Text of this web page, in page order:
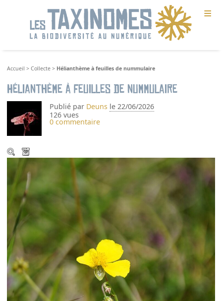
≡
Accueil >Collecte > Hélianthème à feuilles de nummulaire
Hélianthème à feuilles de nummulaire
Publié par Deuns le 22/06/2026
126 vues
0 commentaire